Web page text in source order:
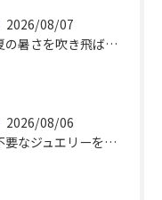
2026/08/07
夏の暑さを吹き飛ばしに来てください。
2026/08/06
不要なジュエリーを眠らせていませんか？